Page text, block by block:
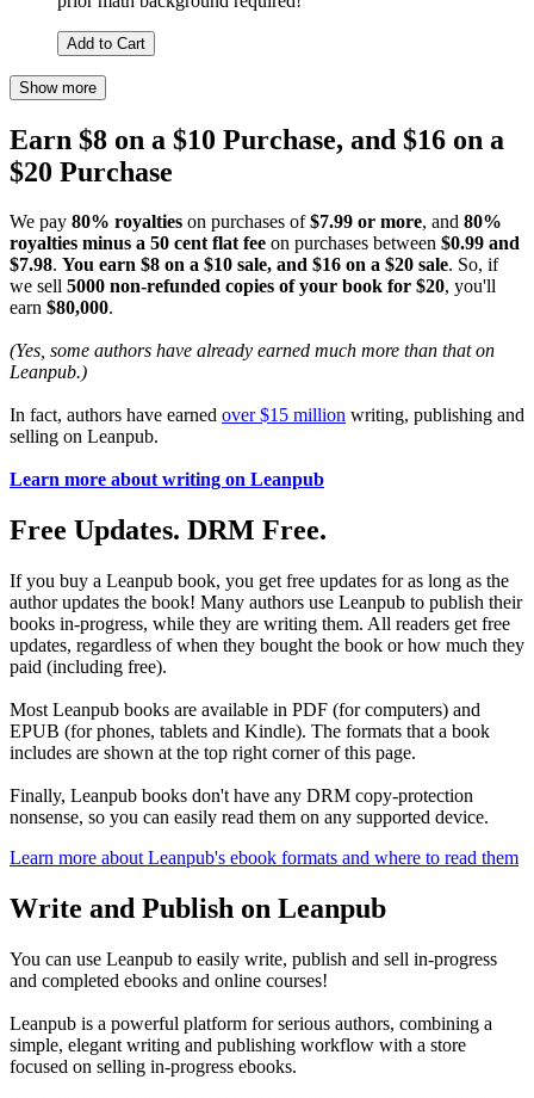
Add to Cart
Show more
Earn $8 on a $10 Purchase, and $16 on a
$20 Purchase
We pay 80% royalties on purchases of$7.99 or more, and 80%
royalties minus a 50 cent flat fee on purchases between $0.99 and
$7.98. You earn $8 on a $10 sale, and $16 on a $20 sale. So, if
we sell 5000 non-refunded copies of your book for $20, you'll
earn $80,000.
(Yes, some authors have already earned much more than that on
Leanpub.)
In fact, authors have earned over $15 million writing, publishing and
selling on Leanpub.
Learn more about writing on Leanpub
Free Updates. DRM Free.
If you buy a Leanpub book, you get free updates for as long as the
author updates the book! Many authors use Leanpub to publish their
books in-progress, while they are writing them. All readers get free
updates, regardless of when they bought the book or how much they
paid (including free).
Most Leanpub books are available in PDF (for computers) and
EPUB (for phones, tablets and Kindle). The formats that a book
includes are shown at the top right corner of this page.
Finally, Leanpub books don't have any DRM copy-protection
nonsense, so you can easily read them on any supported device.
Learn more about Leanpub's ebook formats and where to read them
Write and Publish on Leanpub
You can use Leanpub to easily write, publish and sell in-progress
and completed ebooks and online courses!
Leanpub is a powerful platform for serious authors, combining a
simple, elegant writing and publishing workflow with a store
focused on selling in-progress ebooks.